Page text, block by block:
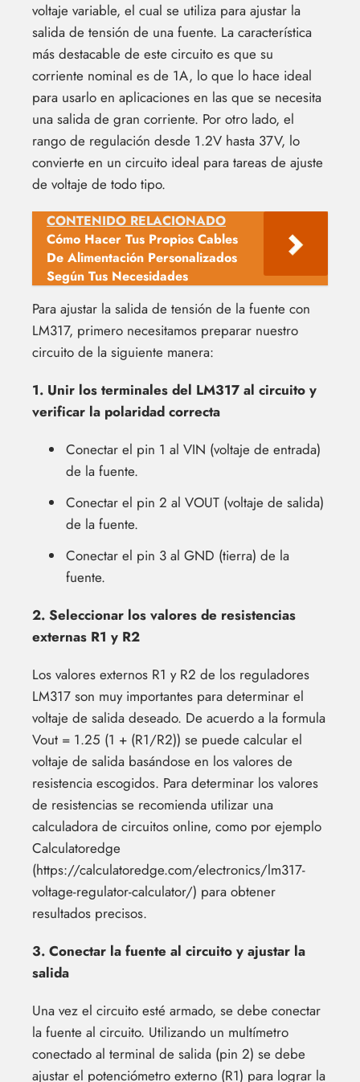
voltaje variable, el cual se utiliza para ajustar la
salida de tensión de una fuente. La característica
más destacable de este circuito es que su
corriente nominal es de 1A, lo que lo hace ideal
para usarlo en aplicaciones en las que se necesita
una salida de gran corriente. Por otro lado, el
rango de regulación desde 1.2V hasta 37V, lo
convierte en un circuito ideal para tareas de ajuste
de voltaje de todo tipo.
CONTENIDO RELACIONADO
Cómo Hacer Tus Propios Cables
De Alimentación Personalizados
Según Tus Necesidades
Para ajustar la salida de tensión de la fuente con
LM317, primero necesitamos preparar nuestro
circuito de la siguiente manera:
1. Unir los terminales del LM317 al circuito y
verificar la polaridad correcta
Conectar el pin 1 al VIN (voltaje de entrada)
de la fuente.
Conectar el pin 2 al VOUT (voltaje de salida)
de la fuente.
Conectar el pin 3 al GND (tierra) de la
fuente.
2. Seleccionar los valores de resistencias
externas R1 y R2
Los valores externos R1 y R2 de los reguladores
LM317 son muy importantes para determinar el
voltaje de salida deseado. De acuerdo a la formula
Vout = 1.25 (1 + (R1/R2)) se puede calcular el
voltaje de salida basándose en los valores de
resistencia escogidos. Para determinar los valores
de resistencias se recomienda utilizar una
calculadora de circuitos online, como por ejemplo
Calculatoredge
(https://calculatoredge.com/electronics/lm317-
voltage-regulator-calculator/) para obtener
resultados precisos.
3. Conectar la fuente al circuito y ajustar la
salida
Una vez el circuito esté armado, se debe conectar
la fuente al circuito. Utilizando un multímetro
conectado al terminal de salida (pin 2) se debe
ajustar el potenciómetro externo (R1) para lograr la